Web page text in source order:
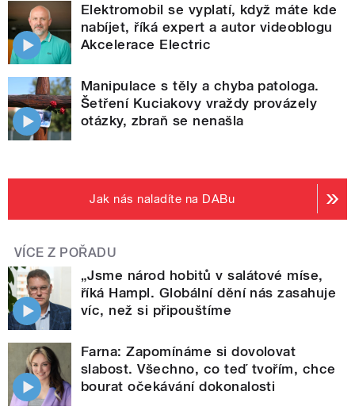
Elektromobil se vyplatí, když máte kde
nabíjet, říká expert a autor videoblogu
Akcelerace Electric
Manipulace s těly a chyba patologa.
Šetření Kuciakovy vraždy provázely
otázky, zbraň se nenašla
Jak nás naladíte na DABu
VÍCE Z POŘADU
„Jsme národ hobitů v salátové míse,
říká Hampl. Globální dění nás zasahuje
víc, než si připouštíme
Farna: Zapomínáme si dovolovat
slabost. Všechno, co teď tvořím, chce
bourat očekávání dokonalosti